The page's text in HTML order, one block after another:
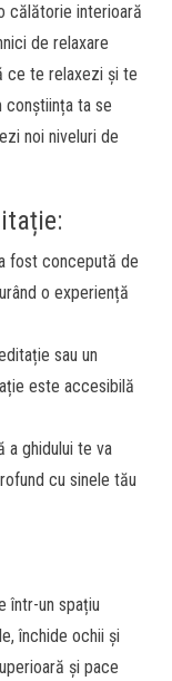
călătorie interioară
de relaxare
ce te relaxezi și te
conștiința ta se
noi niveluri de
fost concepută de
o experiență
sau un
este accesibilă
a ghidului te va
cu sinele tău
într-un spațiu
închide ochii și
și pace